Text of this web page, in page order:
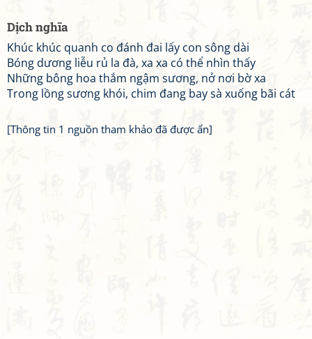
Dịch nghĩa
Khúc khúc quanh co đánh đai lấy con sông dài
Bóng dương liễu rủ la đà, xa xa có thể nhìn thấy
Những bông hoa thắm ngậm sương, nở nơi bờ xa
Trong lồng sương khói, chim đang bay sà xuống bãi cát
[Thông tin 1 nguồn tham khảo đã được ẩn]